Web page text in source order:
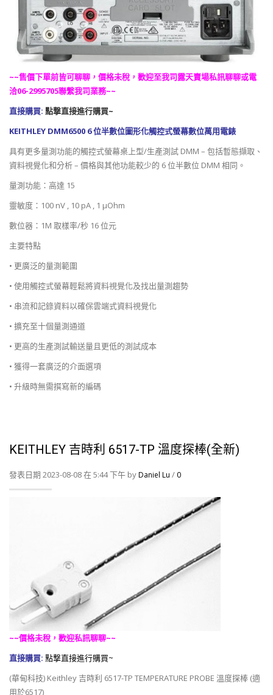
~~售價下單前皆可聊聊，價格未稅，歡迎至我司露天賣場私訊聊聊或電
洽06-2995705聯繫我司業務~~
直接購買: 點撃直接進行購買~
KEITHLEY DMM6500 6 位半數位圖形化觸控式螢幕數位萬用電錶
具有更多量測功能的觸控式螢幕桌上型/生產測試 DMM – 包括暫態擷取、
資料視覺化和分析 – 價格與其他功能較少的 6 位半數位 DMM 相同。
量測功能：高達 15
靈敏度：100 nV , 10 pA , 1 µOhm
數位器：1M 取樣率/秒 16 位元
主要特點
• 更廣泛的量測範圍
• 使用觸控式螢幕輕鬆將資料視覺化及找出量測趨勢
• 串流和記錄資料以確保雲端式資料視覺化
• 擴充至十個量測通道
• 更高的生產測試輸送量且更低的測試成本
• 獲得一套廣泛的介面選項
• 升級時無需撰寫新的編碼
KEITHLEY 吉時利 6517-TP 溫度探棒(全新)
發表日期 2023-08-08 在 5:44 下午 byDaniel Lu / 0
~~價格未稅，歡迎私訊聊聊~~
直接購買: 點撃直接進行購買~
(華甸科技) Keithley 吉時利 6517-TP TEMPERATURE PROBE 溫度探棒 (適
用於6517)